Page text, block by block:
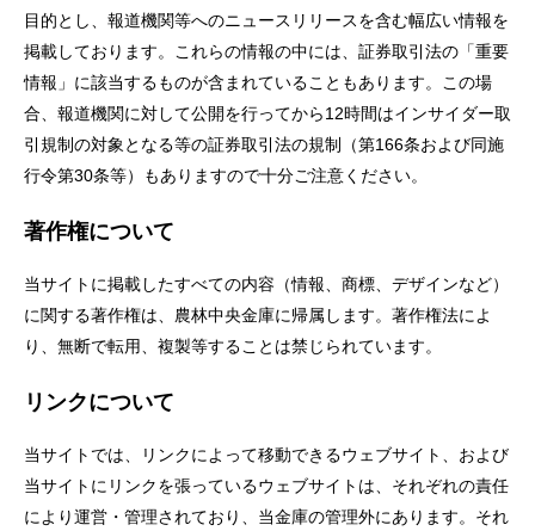
目的とし、報道機関等へのニュースリリースを含む幅広い情報を
掲載しております。これらの情報の中には、証券取引法の「重要
情報」に該当するものが含まれていることもあります。この場
合、報道機関に対して公開を行ってから12時間はインサイダー取
引規制の対象となる等の証券取引法の規制（第166条および同施
行令第30条等）もありますので十分ご注意ください。
著作権について
当サイトに掲載したすべての内容（情報、商標、デザインなど）
に関する著作権は、農林中央金庫に帰属します。著作権法によ
り、無断で転用、複製等することは禁じられています。
リンクについて
当サイトでは、リンクによって移動できるウェブサイト、および
当サイトにリンクを張っているウェブサイトは、それぞれの責任
により運営・管理されており、当金庫の管理外にあります。それ